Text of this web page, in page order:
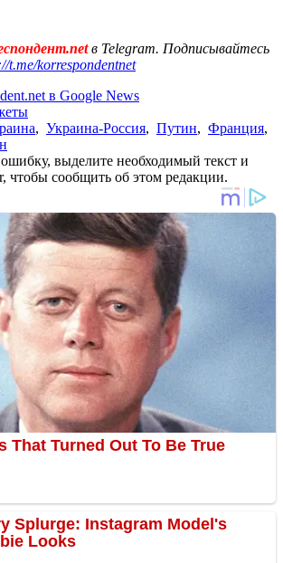
в Telegram. Подписывайтесь
t.me/korrespondentnet
в Google News
, Украина-Россия, Путин, Франция,
выделите необходимый текст и
чтобы сообщить об этом редакции.